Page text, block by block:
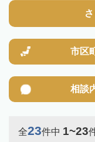
市区
相談
全23件中 1~23